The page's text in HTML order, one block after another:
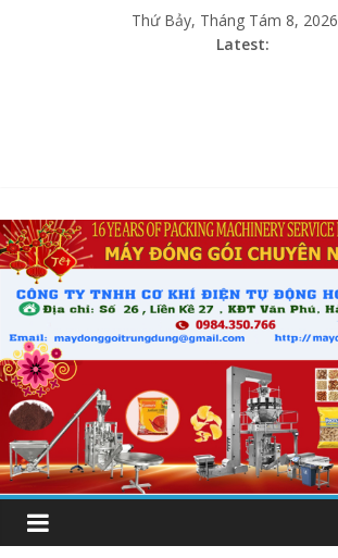
Thứ Bảy, Tháng Tám 8, 2026
Latest: